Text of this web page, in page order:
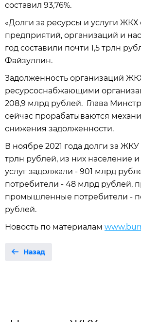
составил 93,76%.
«Долги за ресурсы и услуги ЖКХ
предприятий, организаций и
год составили почти 1,5 трлн
Файзуллин.
Задолженность организаций
ресурсоснабжающими
208,9 млрд рублей. Глава
сейчас прорабатываются
снижения задолженности.
В ноябре 2021 года долги за ЖКУ
трлн рублей, из них население
услуг задолжали - 901 млрд
потребители - 48 млрд рублей,
промышленные потребители -
рублей.
Новость по материалам
Назад